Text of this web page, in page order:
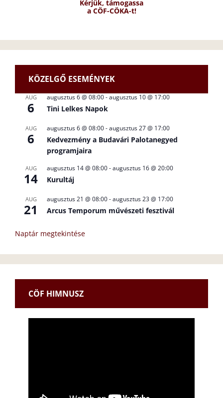
Kérjük, támogassa
a CÖF-CÖKA-t!
KÖZELGŐ ESEMÉNYEK
AUG
6
augusztus 6 @ 08:00-augusztus 10 @ 17:00
Tini Lelkes Napok
AUG
6
augusztus 6 @ 08:00-augusztus 27 @ 17:00
Kedvezmény a Budavári Palotanegyed
programjaira
AUG
14
augusztus 14 @ 08:00-augusztus 16 @ 20:00
Kurultáj
AUG
21
augusztus 21 @ 08:00-augusztus 23 @ 17:00
Arcus Temporum művészeti fesztivál
Naptár megtekintése
CÖF HIMNUSZ